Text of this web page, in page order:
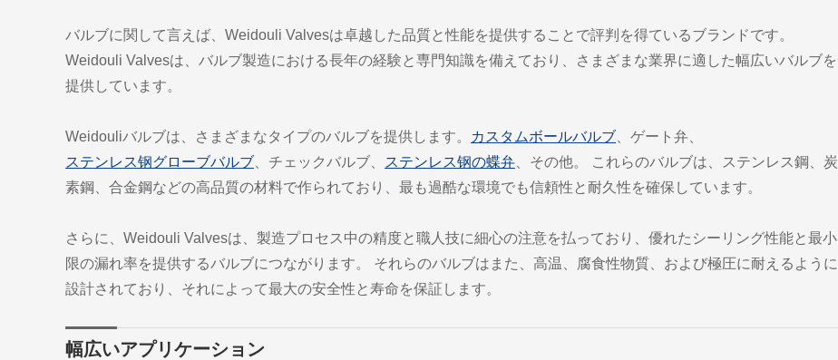
バルブに関して言えば、Weidouli Valvesは卓越した品質と性能を提供することで評判を得ているブランドです。
Weidouli Valvesは、バルブ製造における長年の経験と専門知識を備えており、さまざまな業界に適した幅広いバルブを
提供しています。
Weidouliバルブは、さまざまなタイプのバルブを提供します。 カスタムボールバルブ 、ゲート弁、
ステンレス钢グローブバルブ 、チェックバルブ、 ステンレス钢の蝶弁 、その他。 これらのバルブは、ステンレス鋼、炭
素鋼、合金鋼などの高品質の材料で作られており、最も過酷な環境でも信頼性と耐久性を確保しています。
さらに、Weidouli Valvesは、製造プロセス中の精度と職人技に細心の注意を払っており、優れたシーリング性能と最小
限の漏れ率を提供するバルブにつながります。 それらのバルブはまた、高温、腐食性物質、および極圧に耐えるように
設計されており、それによって最大の安全性と寿命を保証します。
幅広いアプリケーション